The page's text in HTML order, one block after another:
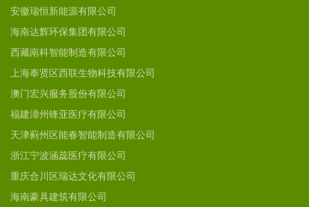
安徽瑞恒新能源有限公司
海南达辉环保集团有限公司
西藏南科智能制造有限公司
上海奉贤区西联生物科技有限公司
澳门宏兴服务股份有限公司
福建漳州锋亚医疗有限公司
天津蓟州区能春智能制造有限公司
浙江宁波涵蕊医疗有限公司
重庆合川区瑞达文化有限公司
海南豪具建筑有限公司